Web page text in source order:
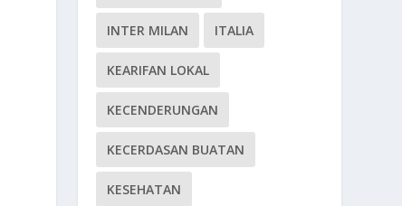
INTER MILAN ITALIA
KEARIFAN LOKAL
KECENDERUNGAN
KECERDASAN BUATAN
KESEHATAN